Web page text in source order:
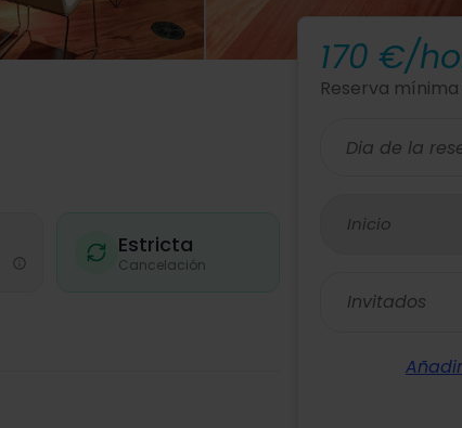
Estricta
Cancelación
170 €/
Reserva
Inicio
Invitados